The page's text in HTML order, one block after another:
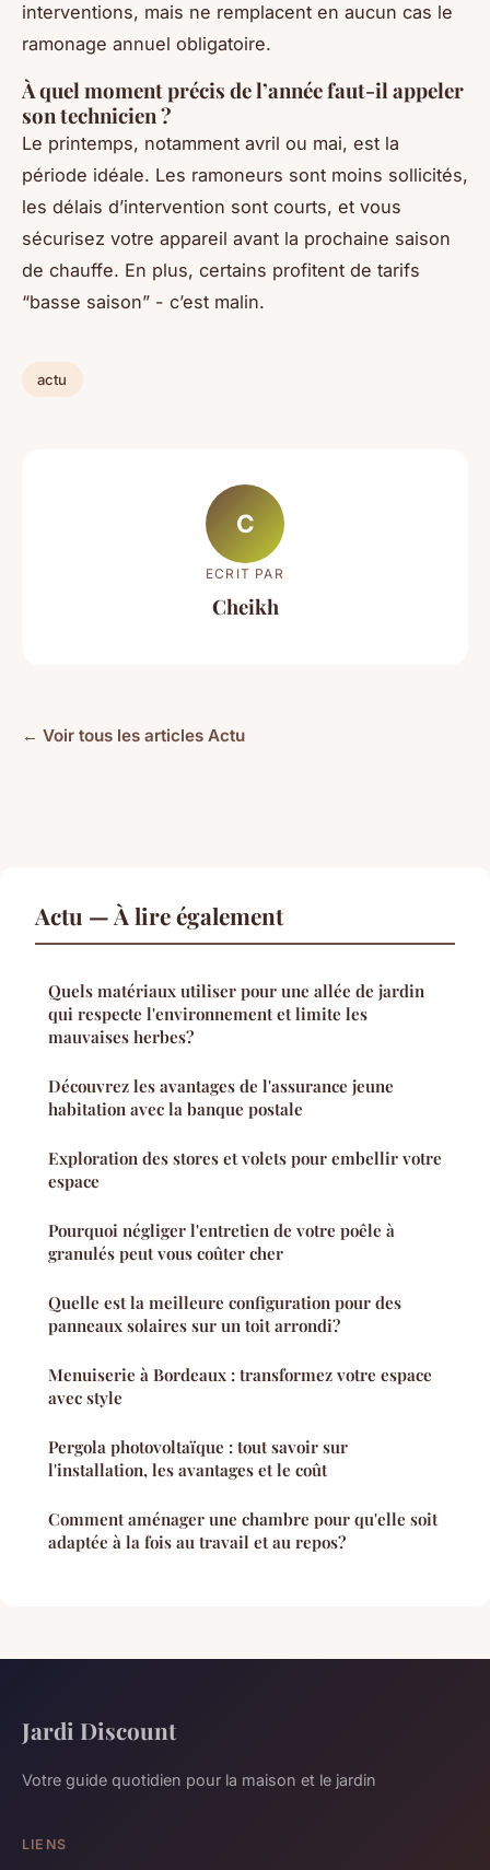
interventions, mais ne remplacent en aucun cas le
ramonage annuel obligatoire.
À quel moment précis de l’année faut-il appeler
son technicien ?
Le printemps, notamment avril ou mai, est la
période idéale. Les ramoneurs sont moins sollicités,
les délais d’intervention sont courts, et vous
sécurisez votre appareil avant la prochaine saison
de chauffe. En plus, certains profitent de tarifs
“basse saison” - c’est malin.
actu
C
ECRIT PAR
Cheikh
← Voir tous les articles Actu
Actu — À lire également
Quels matériaux utiliser pour une allée de jardin
qui respecte l'environnement et limite les
mauvaises herbes?
Découvrez les avantages de l'assurance jeune
habitation avec la banque postale
Exploration des stores et volets pour embellir votre
espace
Pourquoi négliger l'entretien de votre poêle à
granulés peut vous coûter cher
Quelle est la meilleure configuration pour des
panneaux solaires sur un toit arrondi?
Menuiserie à Bordeaux : transformez votre espace
avec style
Pergola photovoltaïque : tout savoir sur
l'installation, les avantages et le coût
Comment aménager une chambre pour qu'elle soit
adaptée à la fois au travail et au repos?
Jardi Discount
Votre guide quotidien pour la maison et le jardin
LIENS